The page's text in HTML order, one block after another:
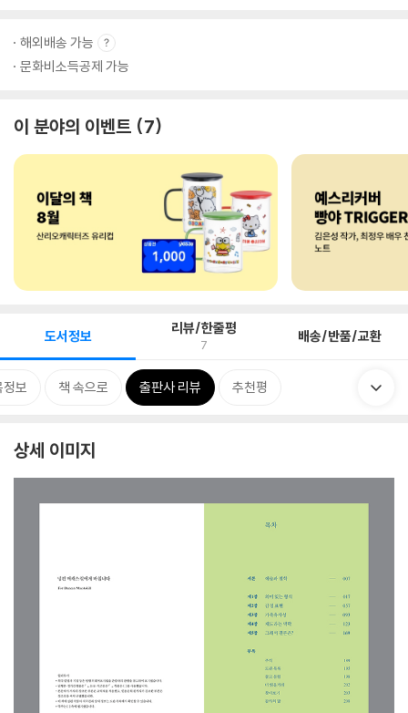
해외배송 가능
문화비소득공제 가능
이 분야의 이벤트 7
도서정보 리뷰/한줄평
7 배송/반품/교환
정보 책 속으로 출판사 리뷰 추천평
상세 이미지